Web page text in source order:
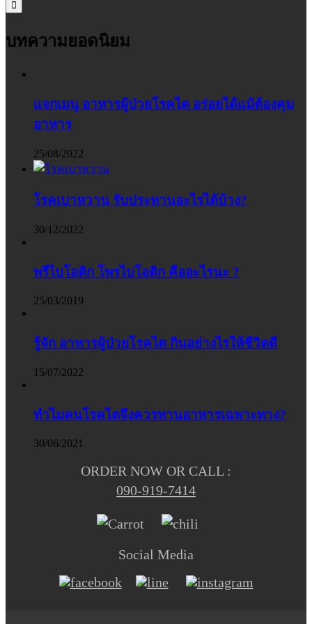
บทความยอดนิยม
แจกเมนู อาหารผู้ป่วยโรคไต อร่อยได้แม้ต้องคุม
อาหาร
25/08/2022
โรคเบาหวาน รับประทานอะไรได้บ้าง?
30/12/2022
พรีไบโอติก โพรไบโอติก คืออะไรนะ ?
25/03/2019
รู้จัก อาหารผู้ป่วยโรคไต กินอย่างไรให้ชีวิตดี
15/07/2022
ทำไมคนโรคไตจึงควรทานอาหารเฉพาะทาง?
30/06/2021
ORDER NOW OR CALL :
090-919-7414
Social Media